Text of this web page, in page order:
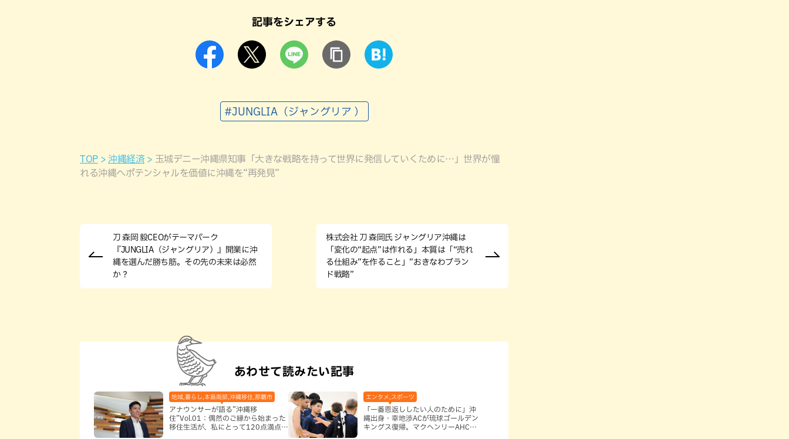
記事をシェアする
#JUNGLIA（ジャングリア ）
TOP 沖縄経済
玉城デニー沖縄県知事「大きな戦略を持って世界に発信していくために…」世界が憧
れる沖縄へポテンシャルを価値に沖縄を“再発見”
刀 森岡 毅CEOがテーマパーク
『JUNGLIA（ジャングリア）』開業に沖
縄を選んだ勝ち筋。その先の未来は必然
か？
株式会社 刀 森岡氏 ジャングリア沖縄は
「変化の“起点”は作れる」本質は「“売れ
る仕組み”を作ること」”おきなわブラン
ド戦略”
あわせて読みたい記事
地域,暮らし,本島南部,沖縄移住,那覇市
アナウンサーが語る”沖縄移
住”Vol.01：偶然のご縁から始まった
移住生活が、私にとって120点満点に
エンタメ,スポーツ
「一番恩返ししたい人のために」沖
縄出身・幸地渉ACが琉球ゴールデン
キングス復帰。マクヘンリーAHCに